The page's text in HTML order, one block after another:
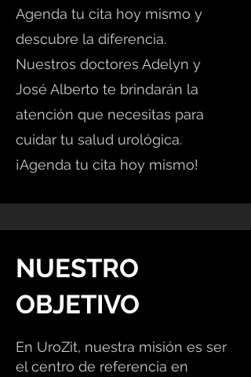
Agenda tu cita hoy mismo y
descubre la diferencia.
Nuestros doctores Adelyn y
José Alberto te brindarán la
atención que necesitas para
cuidar tu salud urológica.
¡Agenda tu cita hoy mismo!
NUESTRO
OBJETIVO
En UroZit, nuestra misión es ser
el centro de referencia en